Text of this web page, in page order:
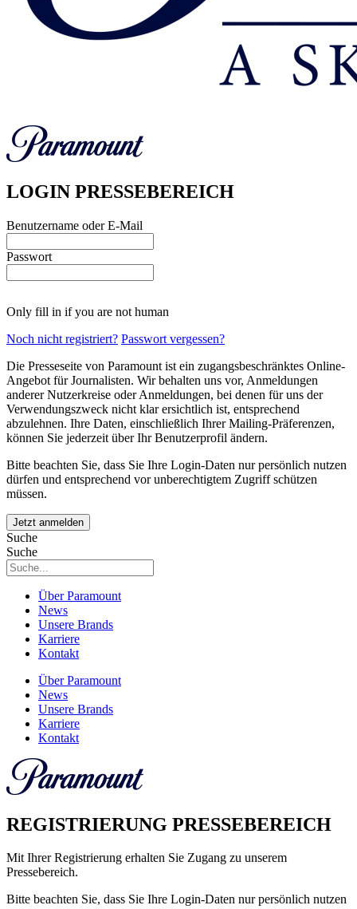
LOGIN PRESSEBEREICH
Benutzername oder E-Mail
Passwort
Only fill in if you are not human
Noch nicht registriert? Passwort vergessen?
Die Presseseite von Paramount ist ein zugangsbeschränktes Online-
Angebot für Journalisten. Wir behalten uns vor, Anmeldungen
anderer Nutzerkreise oder Anmeldungen, bei denen für uns der
Verwendungszweck nicht klar ersichtlich ist, entsprechend
abzulehnen. Ihre Daten, einschließlich Ihrer Mailing-Präferenzen,
können Sie jederzeit über Ihr Benutzerprofil ändern.
Bitte beachten Sie, dass Sie Ihre Login-Daten nur persönlich nutzen
dürfen und entsprechend vor unberechtigtem Zugriff schützen
müssen.
Suche
Suche
Über Paramount
News
Unsere Brands
Karriere
Kontakt
Über Paramount
News
Unsere Brands
Karriere
Kontakt
REGISTRIERUNG PRESSEBEREICH
Mit Ihrer Registrierung erhalten Sie Zugang zu unserem
Pressebereich.
Bitte beachten Sie, dass Sie Ihre Login-Daten nur persönlich nutzen